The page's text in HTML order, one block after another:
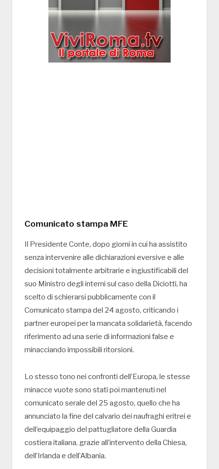
Comunicato stampa MFE
Il Presidente Conte, dopo giorni in cui ha assistito
senza intervenire alle dichiarazioni eversive e alle
decisioni totalmente arbitrarie e ingiustificabili del
suo Ministro degli interni sul caso della Diciotti, ha
scelto di schierarsi pubblicamente con il
Comunicato stampa del 24 agosto, criticando i
partner europei per la mancata solidarietà, facendo
riferimento ad una serie di informazioni false e
minacciando impossibili ritorsioni.
Lo stesso tono nei confronti dell’Europa, le stesse
minacce vuote sono stati poi mantenuti nel
comunicato serale del 25 agosto, quello che ha
annunciato la fine del calvario dei naufraghi eritrei e
dell’equipaggio del pattugliatore della Guardia
costiera italiana, grazie all’intervento della Chiesa,
dell’Irlanda e dell’Albania.